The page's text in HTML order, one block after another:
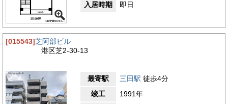
入居時期
即日
[015543]芝阿部ビル
港区芝2-30-13
最寄駅 三田駅 徒歩4分
竣工
1991年